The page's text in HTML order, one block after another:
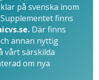
på svenska inom
finns
Där finns
annan nyttig
vårt särskilda
om nya